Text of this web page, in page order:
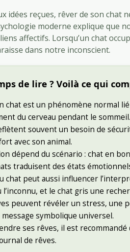
idées reçues, rêver de son chat
moderne explique que
affectifs. Lorsqu’un chat
dans notre inconscient.
de lire ? Voilà ce qui
chat est un phénomène normal
du cerveau pendant le sommeil.
souvent un besoin de
avec son animal.
dépend du scénario : chat en
traduisent des états
chat peut aussi influencer
l’inconnu, et le chat gris une
peuvent révéler un stress, une
message symbolique universel.
ses rêves, il est
de rêves.